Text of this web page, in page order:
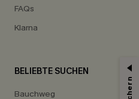
FAQs
Klarna
BELIEBTE SUCHEN
Bauchweg